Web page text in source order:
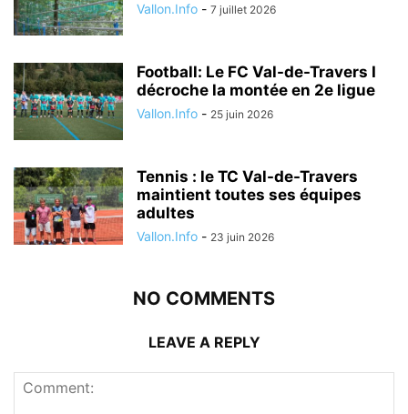
Vallon.Info - 7 juillet 2026
Football: Le FC Val-de-Travers I
décroche la montée en 2e ligue
Vallon.Info - 25 juin 2026
Tennis : le TC Val-de-Travers
maintient toutes ses équipes
adultes
Vallon.Info - 23 juin 2026
NO COMMENTS
LEAVE A REPLY